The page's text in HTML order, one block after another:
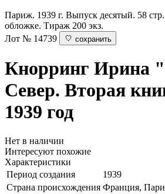
Париж. 1939 г. Выпуск десятый. 58 стр.
обложке. Тираж 200 экз.
Лот № 14739
сохранить
Кнорринг Ирина
Север. Вторая
1939 год
Нет в наличии
Интересуют похожие
Характеристики
Период создания
1939
Страна происхождения Франция,